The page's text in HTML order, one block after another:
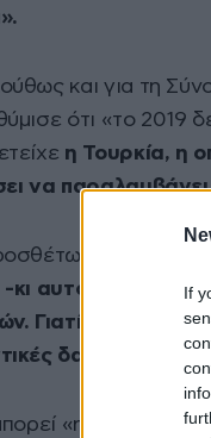
If
και για τη
ότι «το 2019
η Τουρκία, η
να
κι αυτό γίνεται
Γιατί μέσα από
δαπάνες»
,
«η χώρα μας